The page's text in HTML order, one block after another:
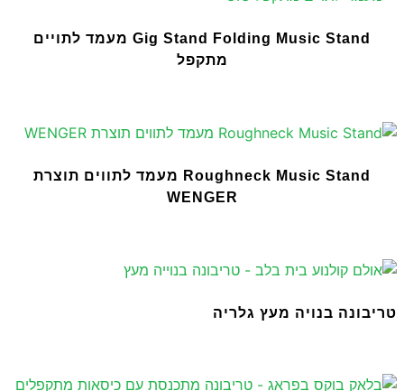
Gig Stand Folding Music Stand מעמד לתויים
מתקפל
Roughneck Music Stand מעמד לתווים תוצרת
WENGER
טריבונה בנויה מעץ גלריה